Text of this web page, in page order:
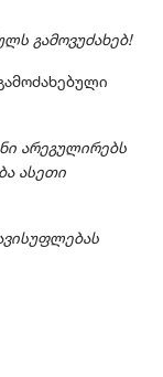
გამოვუძახებ!
არეგულირებს
ასეთი